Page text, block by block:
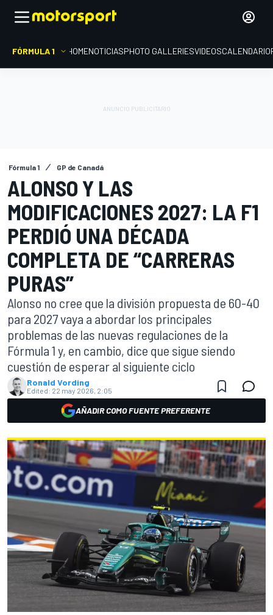
FÓRMULA 1 HOMENOTICIASPHOTO GALLERIESVIDEOSCALENDARIO
Fórmula 1 GP de Canadá
ALONSO Y LAS
MODIFICACIONES 2027: LA F1
PERDIÓ UNA DÉCADA
COMPLETA DE “CARRERAS
PURAS”
Alonso no cree que la división propuesta de 60-40
para 2027 vaya a abordar los principales
problemas de las nuevas regulaciones de la
Fórmula 1 y, en cambio, dice que sigue siendo
cuestión de esperar al siguiente ciclo
Ronald Vording
Edited: 22 may 2026, 2:05
AÑADIR COMO FUENTE PREFERENTE